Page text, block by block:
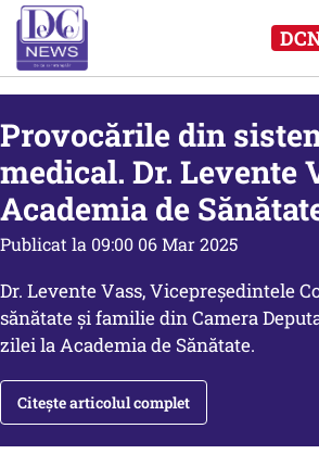
Provocările din
medical. Dr. Levente
Academia de
Publicat la 09:00 06 Mar 2025
Dr. Levente Vass, Vicepreședintele
sănătate şi familie din Camera
zilei la Academia de Sănătate.
Citește articolul complet